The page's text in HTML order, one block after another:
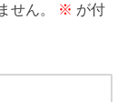
せん。 ※ が付